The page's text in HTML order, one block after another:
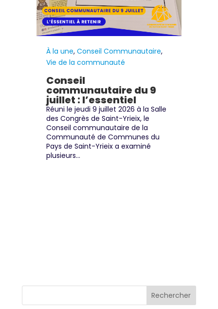
À la une, Conseil Communautaire,
Vie de la communauté
Conseil
communautaire du 9
juillet : l’essentiel
Réuni le jeudi 9 juillet 2026 à la Salle
des Congrès de Saint-Yrieix, le
Conseil communautaire de la
Communauté de Communes du
Pays de Saint-Yrieix a examiné
plusieurs...
Rechercher